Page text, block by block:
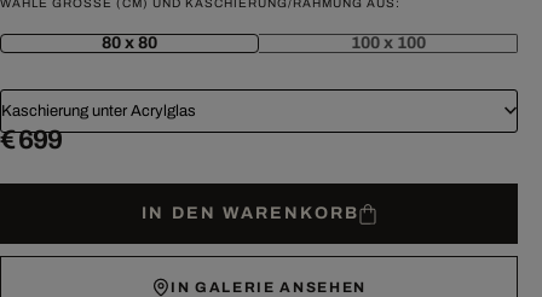
WÄHLE GRÖSSE (CM) UND KASCHIERUNG/RAHMUNG AUS:
80 x 80 100 x 100
Kaschierung unter Acrylglas
€ 699
IN DEN WARENKORB
IN GALERIE ANSEHEN